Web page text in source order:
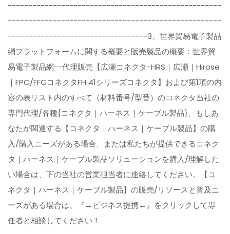
----------------------------------------------------
----------------------------------------------------
----------------------------------3、世界貿易電子製品
網プラットフォームに関する概要と販売製品の概要：世界貿
易電子製品網--代理販売【広瀬コネクタ-HRS｜広瀬｜Hirose
｜FPC/FFCコネクタFH 41シリーズコネクタ】および第1項の内
容の表リスト内のすべて（材料番号/型番）のコネクタ当社の
専門代理/各種{コネクタ｜ハーネス｜ケーブル製品}、もしあ
なたが関連する【コネクタ｜ハーネス｜ケーブル製品】の購
入/購入ニーズがある場合、または私たちが提供できるコネク
タ｜ハーネス｜ケーブル製品ソリューションを購入/理解した
い場合は、下の当社の営業担当者に連絡してください。【コ
ネクタ｜ハーネス｜ケーブル製品】の販売/リソースと普及ニ
ーズがある場合は、『→ビジネス提携←』をクリックして専
任者と相談してください！